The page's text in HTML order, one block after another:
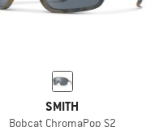
SMITH
Bobcat ChromaPop S2